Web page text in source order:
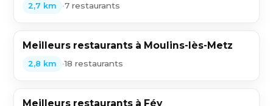
2,7 km •7 restaurants
Meilleurs restaurants à Moulins-lès-Metz
2,8 km •18 restaurants
Meilleurs restaurants à Féy